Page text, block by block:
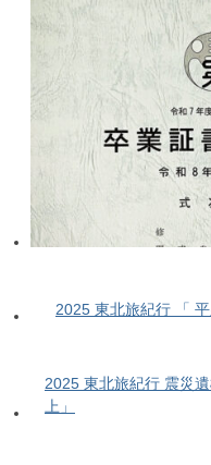
2025 東北旅紀行 「 平
2025 東北旅紀行 震災
上」